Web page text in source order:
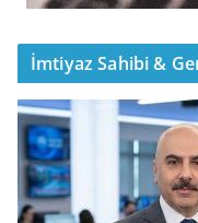
İmtiyaz Sahibi &